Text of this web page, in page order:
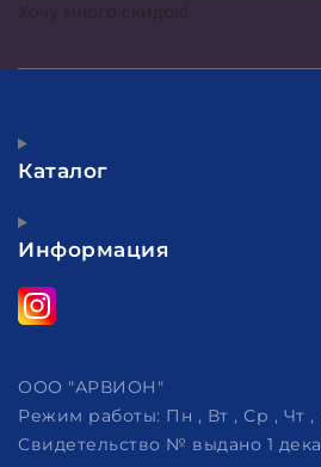
Хочу много скидок!
Каталог
Информация
ООО "АРВИОН"
Режим работы: Пн , Вт , Ср , Чт ,
Свидетельство № выдано 1